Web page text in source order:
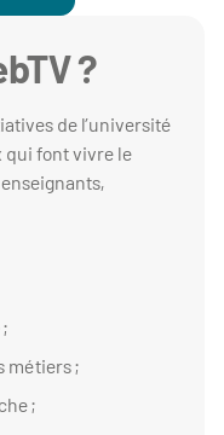
?
de l’université
qui font vivre le
métiers ;
;